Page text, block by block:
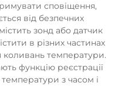
сповіщення,
від безпечних
зонд або датчик
в різних частинах
температури.
функцію реєстрації
з часом і